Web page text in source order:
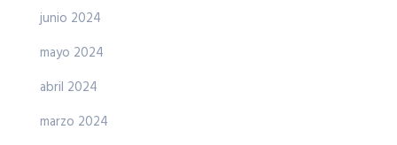
junio 2024
mayo 2024
abril 2024
marzo 2024